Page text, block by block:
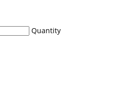
Quantity